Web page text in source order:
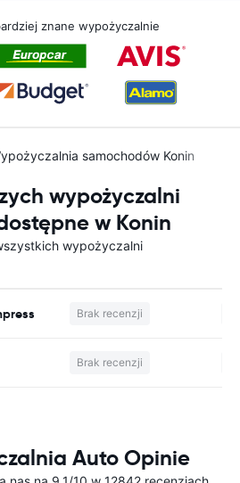
znane wypożyczalnie
samochodów Konin
wypożyczalni
w Konin
wypożyczalni
Brak recenzji
Brak recenzji
Auto Opinie